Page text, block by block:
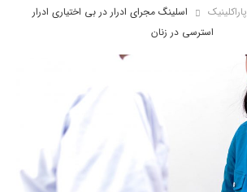
پاراکلینیک
اسلینگ مجرای ادرار در بی اختیاری ادرار
استرسی در زنان